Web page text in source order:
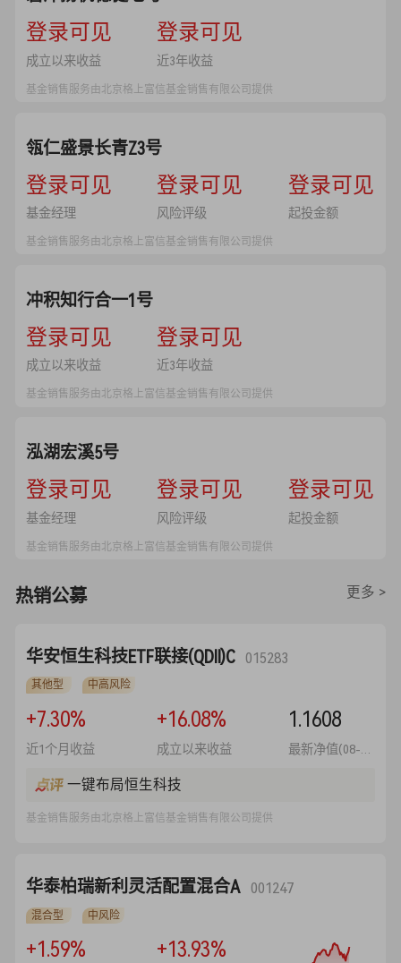
--
登录可见
成立以来收益
--
登录可见
近3年收益
基金销售服务由北京格上富信基金销售有限公司提供
瓴仁盛景长青Z3号
--
登录可见
基金经理
--
登录可见
风险评级
--
登录可见
起投金额
基金销售服务由北京格上富信基金销售有限公司提供
冲积知行合一1号
--
登录可见
成立以来收益
--
登录可见
近3年收益
基金销售服务由北京格上富信基金销售有限公司提供
泓湖宏溪5号
--
登录可见
基金经理
--
登录可见
风险评级
--
登录可见
起投金额
基金销售服务由北京格上富信基金销售有限公司提供
热销公募 更多 >
华安恒生科技ETF联接(QDII)C 015283
其他型 中高风险
+7.30%
近1个月收益
+16.08%
成立以来收益
1.1608
最新净值(08-10)
一键布局恒生科技
基金销售服务由北京格上富信基金销售有限公司提供
华泰柏瑞新利灵活配置混合A 001247
混合型 中风险
+1.59% +13.93%